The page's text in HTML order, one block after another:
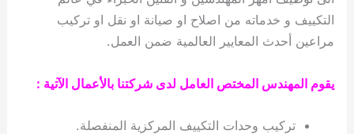
التكييف و خدماته من اصلاح او صيانة او نقل او تركيب
مراعين أحدث المعايير العالمية ضمن العمل.
يقوم المهندس المختص العامل لدى شركتنا بالأعمال الآتية :
تركيب وحدات التكييف المركزية المنفصلة.